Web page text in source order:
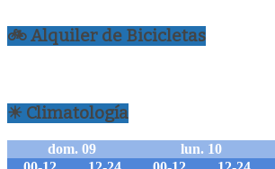
🚲 Alquiler de Bicicletas
☀ Climatología